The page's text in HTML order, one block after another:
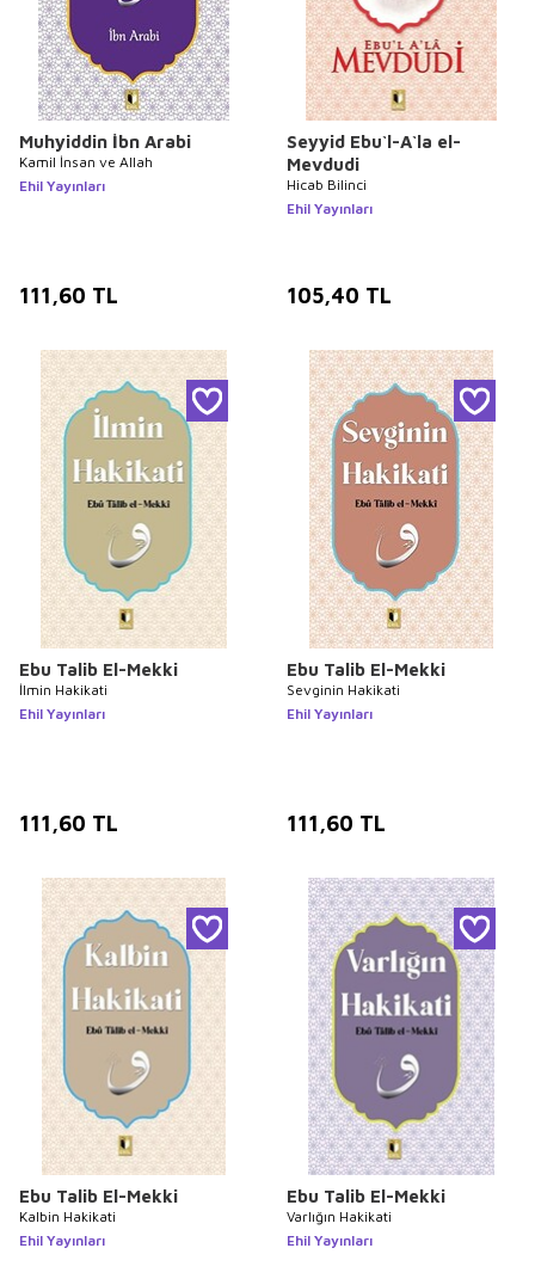
Muhyiddin İbn Arabi
Kamil İnsan ve Allah
Ehil Yayınları
111,60 TL
Seyyid Ebu`l-A`la el-
Mevdudi
Hicab Bilinci
Ehil Yayınları
105,40 TL
Ebu Talib El-Mekki
İlmin Hakikati
Ehil Yayınları
111,60 TL
Ebu Talib El-Mekki
Sevginin Hakikati
Ehil Yayınları
111,60 TL
Ebu Talib El-Mekki
Kalbin Hakikati
Ehil Yayınları
Ebu Talib El-Mekki
Varlığın Hakikati
Ehil Yayınları